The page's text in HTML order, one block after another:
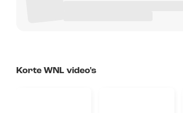
Korte WNL video's